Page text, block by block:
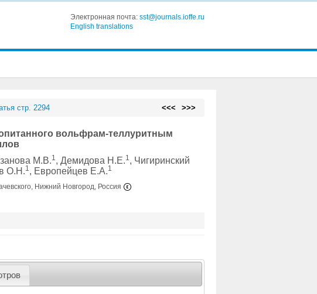
Электронная почта: sst@journals.ioffe.ru
English translations
стр. 2294 <<< >>>
вольфрам-теллуритным
М.В.1, Демидова Н.Е.1, Чигиринский
О.Н.1, Европейцев Е.А.1
Нижний Новгород, Россия